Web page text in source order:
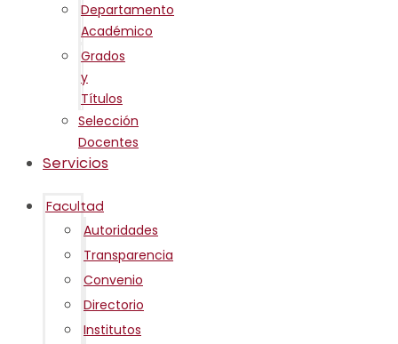
Departamento
Académico
Grados
y
Títulos
Selección
Docentes
Servicios
Facultad
Autoridades
Transparencia
Convenio
Directorio
Institutos